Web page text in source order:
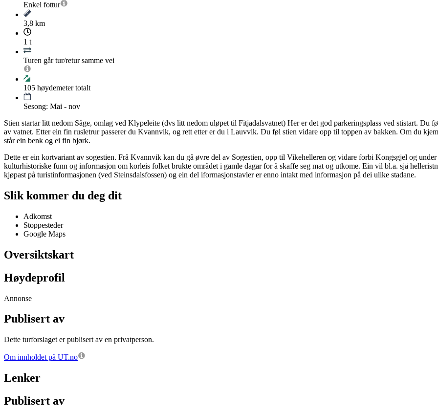
Enkel fottur
3,8 km
1 t
Turen går tur/retur samme vei
105 høydemeter totalt
Sesong: Mai - nov
Stien startar litt nedom Såge, omlag ved Klypeleite (dvs litt nedom uløpet til Fitjadalsvatnet) Her er det god parkeringsplass ved stistart. Du
av vatnet. Etter ein fin rusletrur passerer du Kvannvik, og rett etter er du i Lauvvik. Du føl stien vidare opp til toppen av bakken. Om du
står ein benk og ei fin bjørk.
Dette er ein kortvariant av sogestien. Frå Kvannvik kan du gå øvre del av Sogestien, opp til Vikehelleren og vidare forbi Kongsgjel og
kulturhistoriske funn og informasjon om korleis folket brukte området i gamle dagar for å skaffe seg mat og utkome. Ein vil bl.a. sjå
kjøpast på turistinformasjonen (ved Steinsdalsfossen) og ein del iformasjonstavler er enno intakt med informasjon på dei ulike stadane.
Slik kommer du deg dit
Adkomst
Stoppesteder
Google Maps
Oversiktskart
Høydeprofil
Annonse
Publisert av
Dette turforslaget er publisert av en privatperson.
Om innholdet på UT.no
Lenker
Publisert av